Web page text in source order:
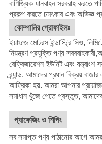
বাণিজ্যিক যানবাহন সরবরাহ করতে
প্রকল্প করতে চমৎকার এবং অভিজ্ঞ
কোম্পানির প্রোফাইলঃ
ইয়াংজে মোটরস ইন্ডাস্ট্রি সিও,
নিয়ন্ত্রণ প্রযুক্তি পণ্য
রেফ্রিজারেশন ইউনিট এবং যন্ত্রাংশ
ব্র্যান্ড. আমাদের প্রধান বিক্রয়
আফ্রিকা হয়. আমরা আপনার
সমাধান খুঁজে পেতে প্রস্তুত,
প্যাকেজিং ও শিপিং
সব সমাপ্ত পণ্য পাঠানোর আগে আমরা